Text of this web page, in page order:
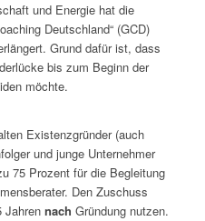
und Energie hat die
Deutschland“ (GCD)
Grund dafür ist, dass
bis zum Beginn der
möchte.
Existenzgründer (auch
und junge Unternehmer
75 Prozent für die Begleitung
Den Zuschuss
Jahren nach Gründung nutzen.